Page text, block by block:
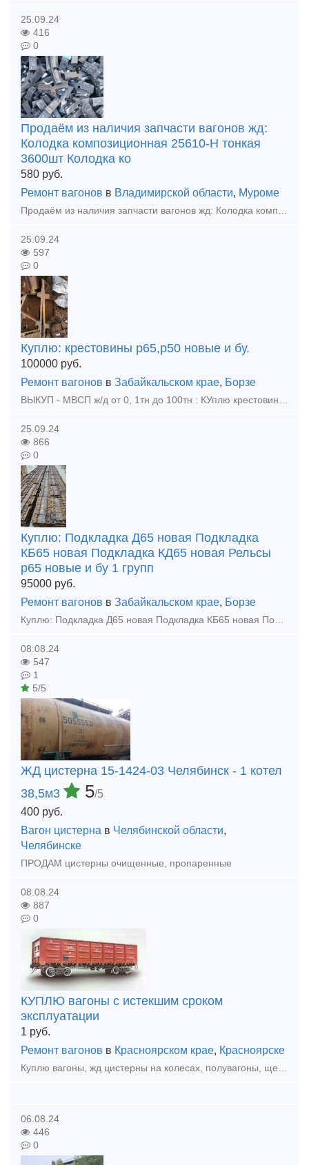
25.09.24
416
0
Продаём из наличия запчасти вагонов жд:
Колодка композиционная 25610-Н тонкая
3600шт Колодка ко
580 руб.
Ремонт вагонов в Владимирской области, Муроме
Продаём из наличия запчасти вагонов жд: Колодка композиционная 25610-Н тонкая 3600шт Колодка композиционная 25610-Н толстая 960шт Клин ханина СЧ 35 100шт Клин тягового хомута 70шт Подвеска ма
25.09.24
597
0
Куплю: крестовины р65,р50 новые и бу.
100000 руб.
Ремонт вагонов в Забайкальском крае, Борзе
ВЫКУП - МВСП ж/д от 0, 1тн до 100тн : КУплю крестовины р65 р50 , любой обьем! Куплю - подкладки КБ65, КД65, Д65, ДН6-65, СК65, СД65 новые, бу Куплю - накладки 1р65, 2р65 новые, бу Куплю
25.09.24
866
0
Куплю: Подкладка Д65 новая Подкладка
КБ65 новая Подкладка КД65 новая Рельсы
р65 новые и бу 1 групп
95000 руб.
Ремонт вагонов в Забайкальском крае, Борзе
Куплю: Подкладка Д65 новая Подкладка КБ65 новая Подкладка КД65 новая Рельсы р65 новые и бу 1 группа Купим - Запчасти от стрелочных переводов (башмаки, лафеты, тяги межостряковые, вкладыши
08.08.24
547
1
5/5
ЖД цистерна 15-1424-03 Челябинск - 1 котел
38,5м3
5/5
400 руб.
Вагон цистерна в Челябинской области,
Челябинске
ПРОДАМ цистерны очищенные, пропаренные
08.08.24
887
0
КУПЛЮ вагоны с истекшим сроком
эксплуатации
1 руб.
Ремонт вагонов в Красноярском крае, Красноярске
Куплю вагоны, жд цистерны на колесах, полувагоны, щеповозы, думпкары, платформы с истекшим сроком эксплуатации по хорошей цене. По всей территории России. Анна тел. 8 933 329 45 40 Красноярск
06.08.24
446
0